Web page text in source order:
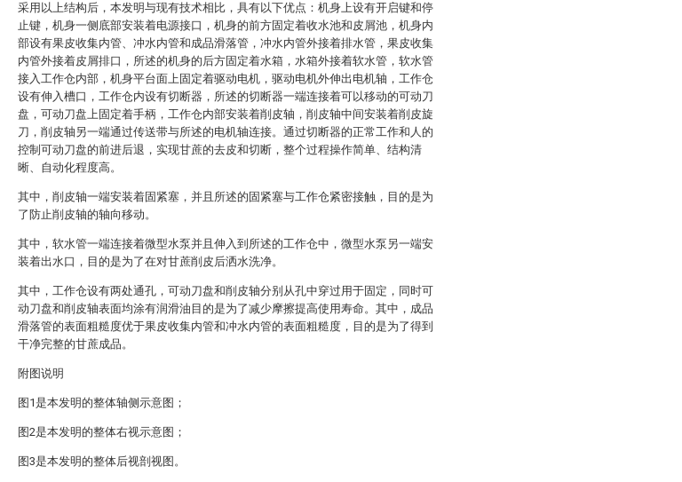
采用以上结构后，本发明与现有技术相比，具有以下优点：机身上设有开启键和停
止键，机身一侧底部安装着电源接口，机身的前方固定着收水池和皮屑池，机身内
部设有果皮收集内管、冲水内管和成品滑落管，冲水内管外接着排水管，果皮收集
内管外接着皮屑排口，所述的机身的后方固定着水箱，水箱外接着软水管，软水管
接入工作仓内部，机身平台面上固定着驱动电机，驱动电机外伸出电机轴，工作仓
设有伸入槽口，工作仓内设有切断器，所述的切断器一端连接着可以移动的可动刀
盘，可动刀盘上固定着手柄，工作仓内部安装着削皮轴，削皮轴中间安装着削皮旋
刀，削皮轴另一端通过传送带与所述的电机轴连接。通过切断器的正常工作和人的
控制可动刀盘的前进后退，实现甘蔗的去皮和切断，整个过程操作简单、结构清
晰、自动化程度高。
其中，削皮轴一端安装着固紧塞，并且所述的固紧塞与工作仓紧密接触，目的是为
了防止削皮轴的轴向移动。
其中，软水管一端连接着微型水泵并且伸入到所述的工作仓中，微型水泵另一端安
装着出水口，目的是为了在对甘蔗削皮后洒水洗净。
其中，工作仓设有两处通孔，可动刀盘和削皮轴分别从孔中穿过用于固定，同时可
动刀盘和削皮轴表面均涂有润滑油目的是为了减少摩擦提高使用寿命。其中，成品
滑落管的表面粗糙度优于果皮收集内管和冲水内管的表面粗糙度，目的是为了得到
干净完整的甘蔗成品。
附图说明
图1是本发明的整体轴侧示意图；
图2是本发明的整体右视示意图；
图3是本发明的整体后视剖视图。